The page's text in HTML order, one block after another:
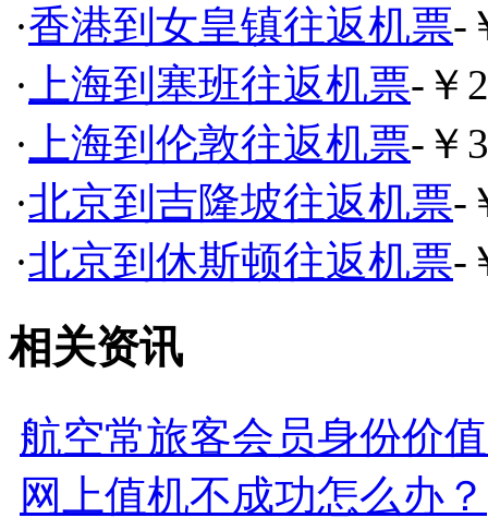
·香港到女皇镇往返机票-
· 上海到塞班往返机票-￥
· 上海到伦敦往返机票-￥
·北京到吉隆坡往返机票-
·北京到休斯顿往返机票-
相关资讯
航空常旅客会员身份价
网上值机不成功怎么办？